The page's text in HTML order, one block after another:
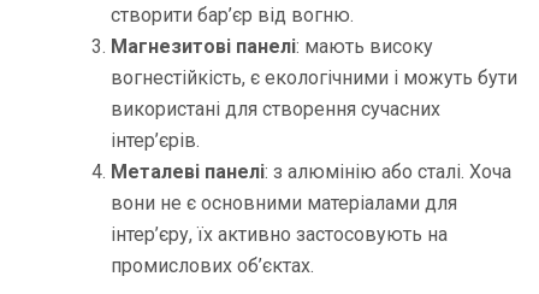
створити бар’єр від вогню.
Магнезитові панелі: мають високу
вогнестійкість, є екологічними і можуть бути
використані для створення сучасних
інтер’єрів.
Металеві панелі: з алюмінію або сталі. Хоча
вони не є основними матеріалами для
інтер’єру, їх активно застосовують на
промислових об’єктах.